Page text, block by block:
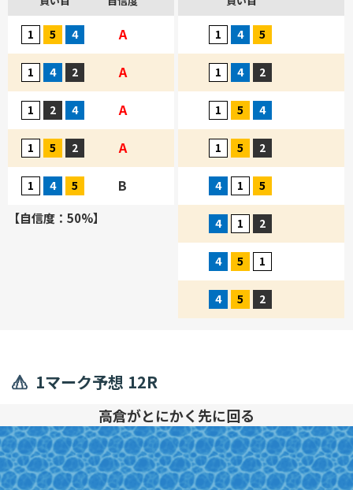
A
A
A
A
B
【自信度：50%】
1マーク予想 12R
高倉がとにかく先に回る